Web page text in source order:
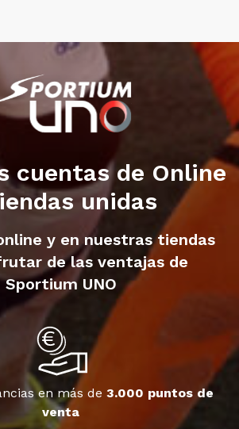
cuentas de Online
unidas
y en nuestras tiendas
de las ventajas de
Sportium UNO
en más de 3.000 puntos de
venta